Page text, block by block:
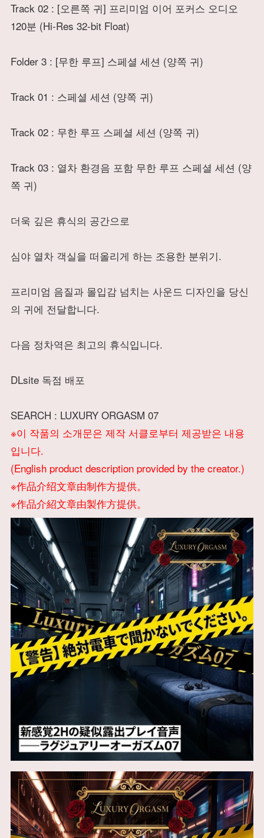
Track 02 : [오른쪽 귀] 프리미엄 이어 포커스 오디오
120분 (Hi-Res 32-bit Float)
Folder 3 : [무한 루프] 스페셜 세션 (양쪽 귀)
Track 01 : 스페셜 세션 (양쪽 귀)
Track 02 : 무한 루프 스페셜 세션 (양쪽 귀)
Track 03 : 열차 환경음 포함 무한 루프 스페셜 세션 (양
쪽 귀)
더욱 깊은 휴식의 공간으로
심야 열차 객실을 떠올리게 하는 조용한 분위기.
프리미엄 음질과 몰입감 넘치는 사운드 디자인을 당신
의 귀에 전달합니다.
다음 정차역은 최고의 휴식입니다.
DLsite 독점 배포
SEARCH : LUXURY ORGASM 07
※이 작품의 소개문은 제작 서클로부터 제공받은 내용
입니다.
(English product description provided by the creator.)
※作品介绍文章由制作方提供。
※作品介紹文章由製作方提供。